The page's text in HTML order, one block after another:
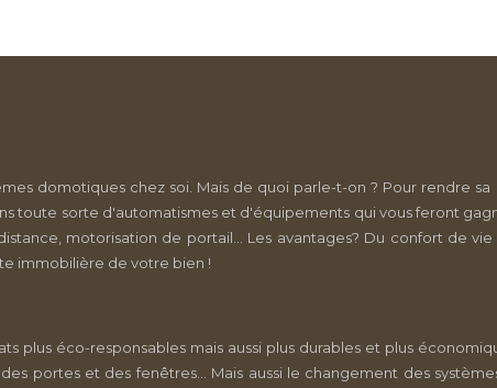
domotiques chez soi. Mais de quoi parle-t-on ? Pour rendre
toute sorte d'automatismes et d'équipements qui vous feront
motorisation de portail... Les avantages? Du confort de
immobilière de votre bien !
plus éco-responsables mais aussi plus durables et plus
portes et des fenêtres... Mais aussi le changement des